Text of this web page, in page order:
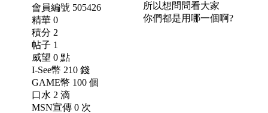
會員編號 505426
精華 0
積分 2
帖子 1
威望 0 點
I-See幣 210 錢
GAME幣 100 個
口水 2 滴
MSN宣傳 0 次
所以想問問看大家
你們都是用哪一個啊?